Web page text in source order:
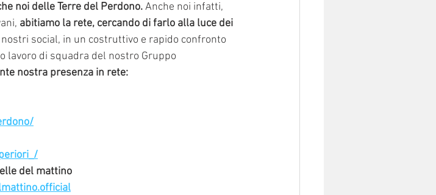
noi delle Terre del Perdono. Anche noi infatti,
abitiamo la rete, cercando di farlo alla luce dei
social, in un costruttivo e rapido confronto
lavoro di squadra del nostro Gruppo
nostra presenza in rete:
del mattino